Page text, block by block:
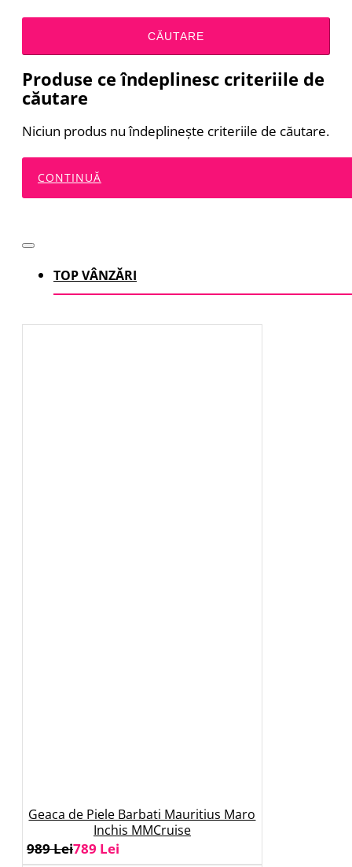
CĂUTARE
Produse ce îndeplinesc criteriile de
căutare
Niciun produs nu îndeplineşte criteriile de căutare.
CONTINUĂ
TOP VÂNZĂRI
Geaca de Piele Barbati Mauritius Maro
Inchis MMCruise
789 Lei
989 Lei